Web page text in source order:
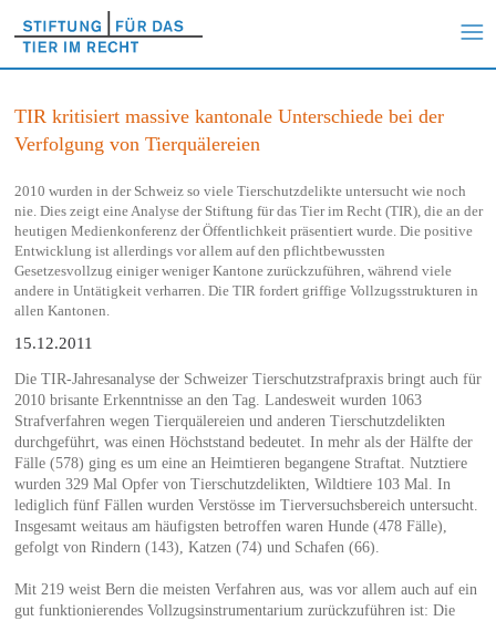
TIR kritisiert massive kantonale Unterschiede bei der
Verfolgung von Tierquälereien
2010 wurden in der Schweiz so viele Tierschutzdelikte untersucht wie noch
nie. Dies zeigt eine Analyse der Stiftung für das Tier im Recht (TIR), die an der
heutigen Medienkonferenz der Öffentlichkeit präsentiert wurde. Die positive
Entwicklung ist allerdings vor allem auf den pflichtbewussten
Gesetzesvollzug einiger weniger Kantone zurückzuführen, während viele
andere in Untätigkeit verharren. Die TIR fordert griffige Vollzugsstrukturen in
allen Kantonen.
15.12.2011
Die TIR-Jahresanalyse der Schweizer Tierschutzstrafpraxis bringt auch für
2010 brisante Erkenntnisse an den Tag. Landesweit wurden 1063
Strafverfahren wegen Tierquälereien und anderen Tierschutzdelikten
durchgeführt, was einen Höchststand bedeutet. In mehr als der Hälfte der
Fälle (578) ging es um eine an Heimtieren begangene Straftat. Nutztiere
wurden 329 Mal Opfer von Tierschutzdelikten, Wildtiere 103 Mal. In
lediglich fünf Fällen wurden Verstösse im Tierversuchsbereich untersucht.
Insgesamt weitaus am häufigsten betroffen waren Hunde (478 Fälle),
gefolgt von Rindern (143), Katzen (74) und Schafen (66).
Mit 219 weist Bern die meisten Verfahren aus, was vor allem auch auf ein
gut funktionierendes Vollzugsinstrumentarium zurückzuführen ist: Die